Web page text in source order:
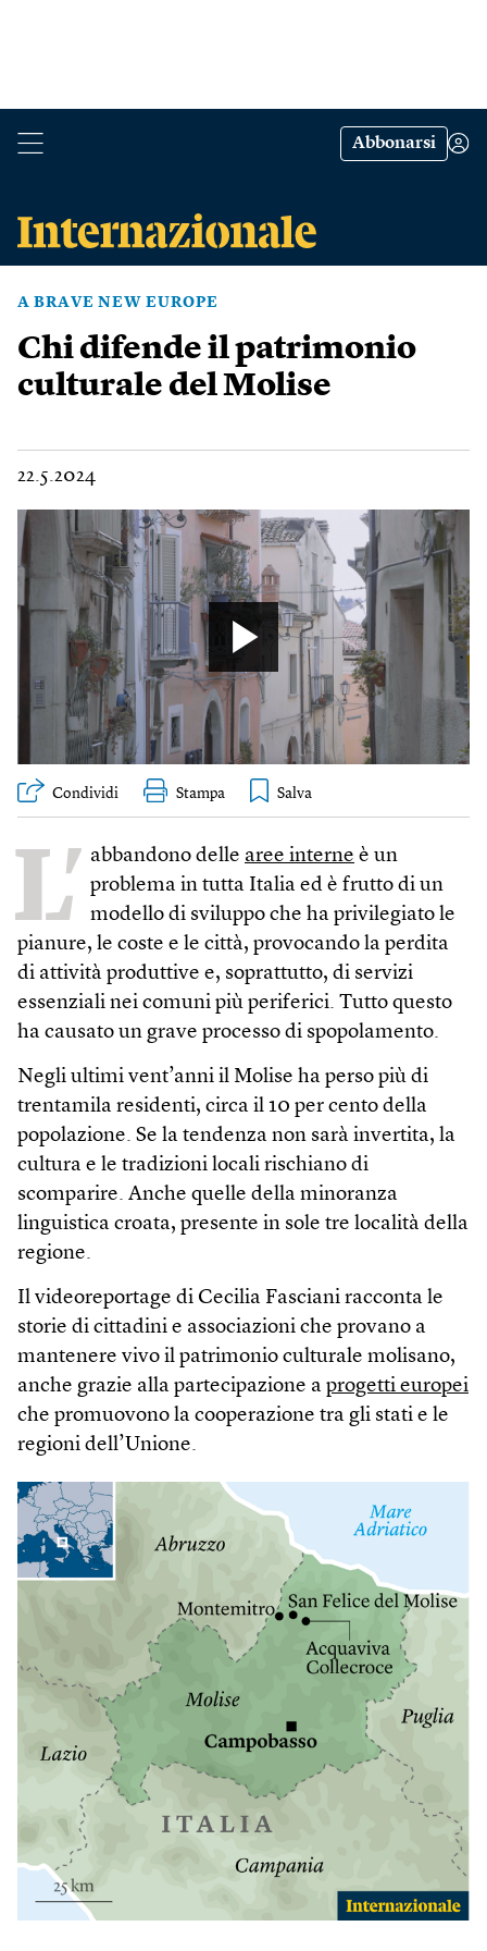
Abbonarsi
A BRAVE NEW EUROPE
Chi difende il patrimonio
culturale del Molise
22.5.2024
Condividi Stampa
L’ abbandono delle aree interne è un
problema in tutta Italia ed è frutto di un
modello di sviluppo che ha privilegiato le
pianure, le coste e le città, provocando la perdita
di attività produttive e, soprattutto, di servizi
essenziali nei comuni più periferici. Tutto questo
ha causato un grave processo di spopolamento.
Negli ultimi vent’anni il Molise ha perso più di
trentamila residenti, circa il 10 per cento della
popolazione. Se la tendenza non sarà invertita, la
cultura e le tradizioni locali rischiano di
scomparire. Anche quelle della minoranza
linguistica croata, presente in sole tre località della
regione.
Il videoreportage di Cecilia Fasciani racconta le
storie di cittadini e associazioni che provano a
mantenere vivo il patrimonio culturale molisano,
anche grazie alla partecipazione a progetti europei
che promuovono la cooperazione tra gli stati e le
regioni dell’Unione.